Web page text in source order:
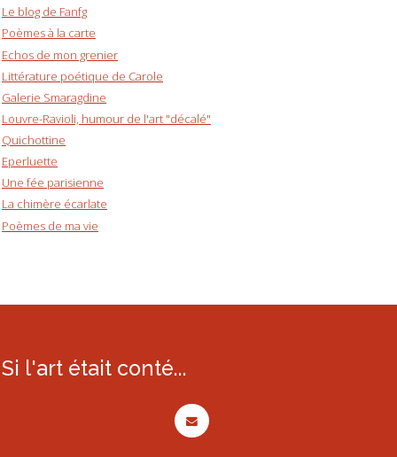
Le blog de Fanfg
Poèmes à la carte
Echos de mon grenier
Littérature poétique de Carole
Galerie Smaragdine
Louvre-Ravioli, humour de l'art "décalé"
Quichottine
Eperluette
Une fée parisienne
La chimère écarlate
Poèmes de ma vie
Si l'art était conté...